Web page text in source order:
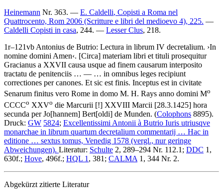
Heinemann Nr. 363. — E. Caldelli, Copisti a Roma nel
Quattrocento, Rom 2006 (Scritture e libri del medioevo 4), 225. —
Caldelli Copisti in casa, 244. — Lesser Clus, 218.
1r–121vb Antonius de Butrio: Lectura in librum IV decretalium. ›In
nomine domini Amen‹. [Circa] materiam libri et tituli prosequitur
Gracianus a XXVII causa usque ad finem causarum interposito
tractatu de penitenciis … — … in omnibus leges recipiunt
correctiones per canones. Et sic est finis. Inceptus est in civitate
Senarum finitus vero Rome in domo M. H. Rays anno domini Mo
CCCCo XXVo die Marcurii [!] XXVIII Marcii [28.3.1425] hora
secunda per Jo[hannem] Bert[oldi] de Munden. (Colophons 8895).
Druck: GW 5824; Excellentissimi Antonii à Butrio Iuris utriusqve
monarchae in librum quartum decretalium commentarij … Hac in
editione … sextus tomus, Venedig 1578 (vergl., nur geringe
Abweichungen). Literatur: Schulte 2, 289–294 Nr. 112.1; DDC 1,
630f.; Hove, 496f.; HQL 1 , 381; CALMA 1, 344 Nr. 2.
Abgekürzt zitierte Literatur